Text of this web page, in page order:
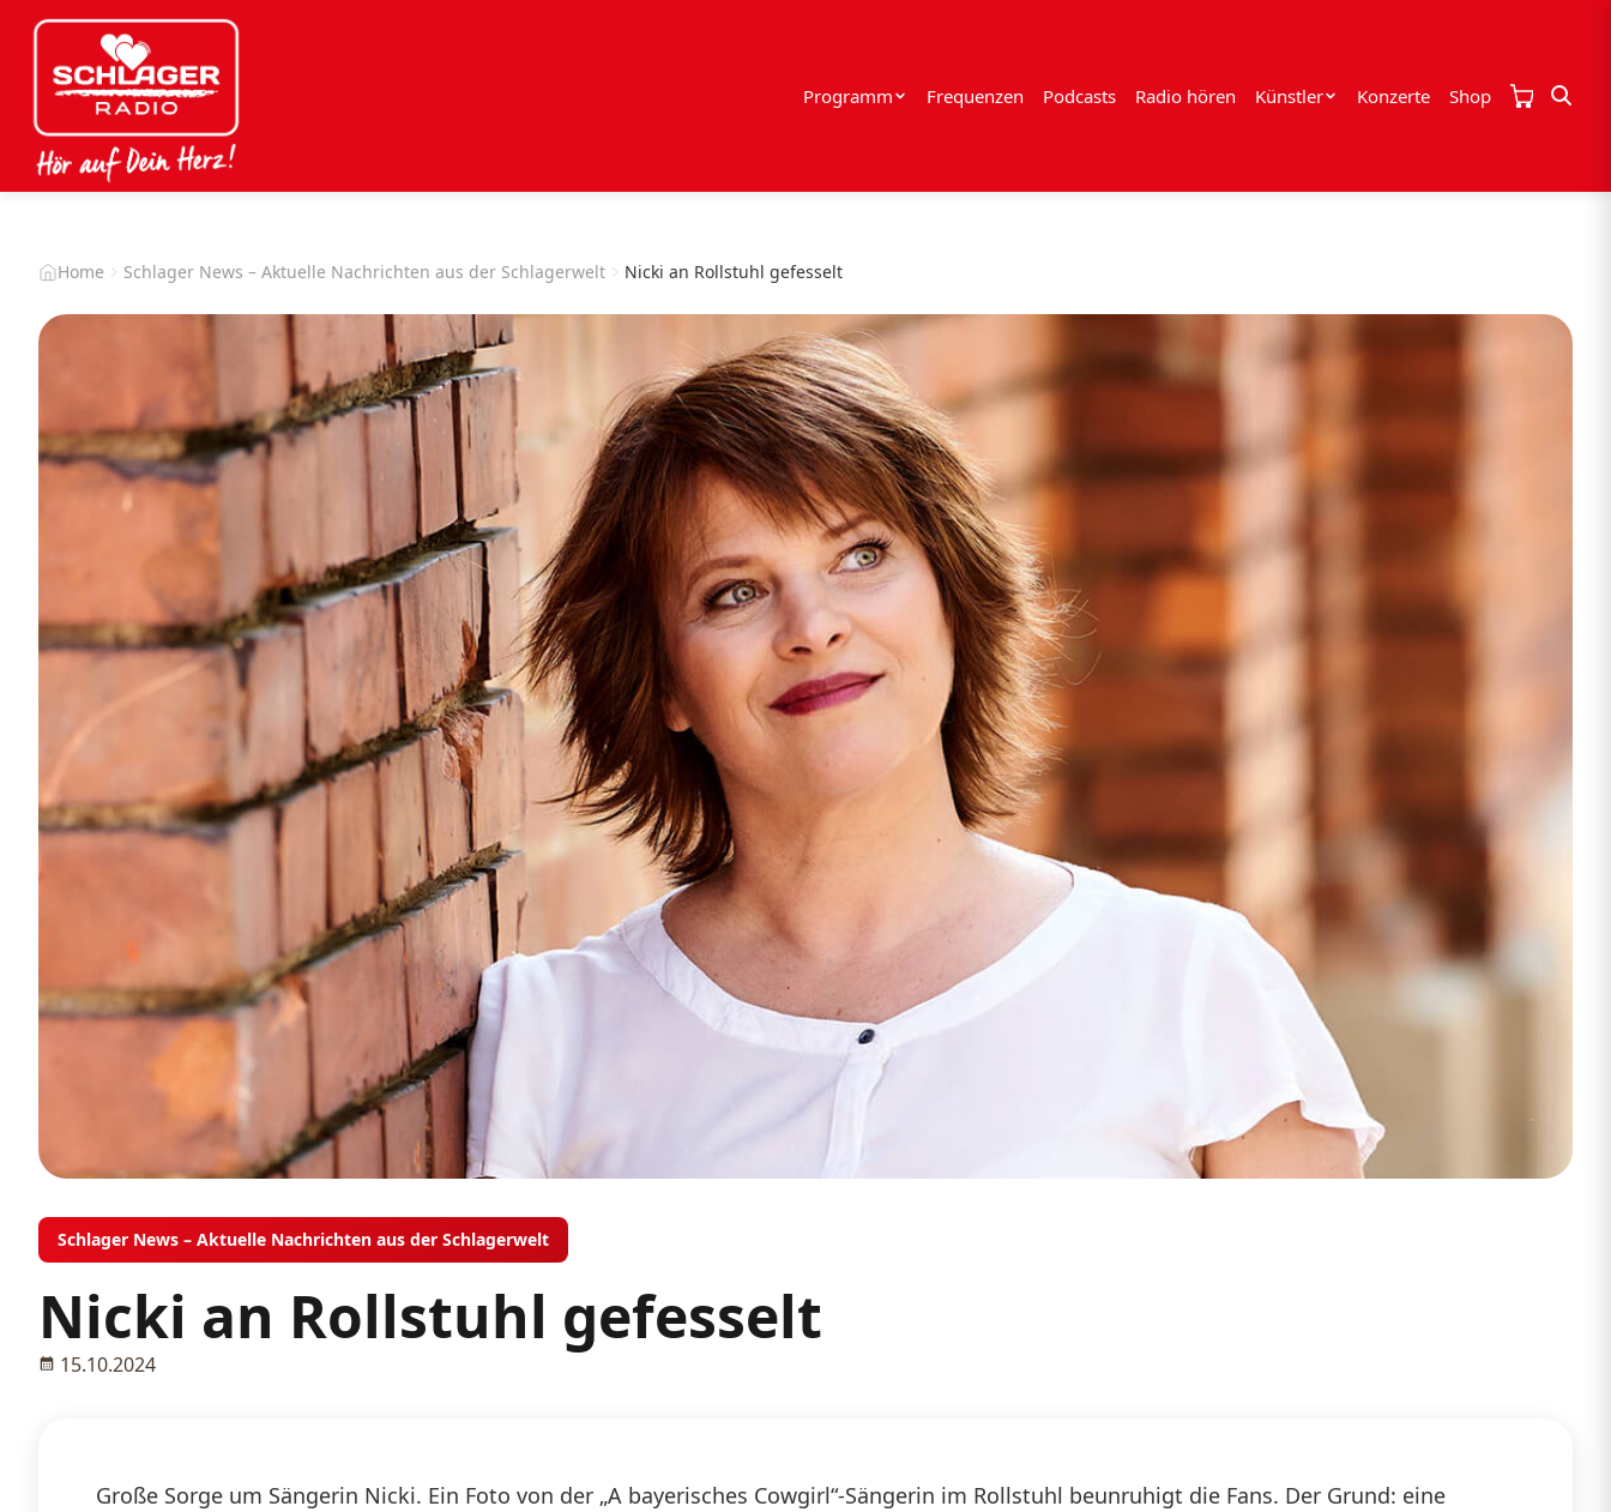
Programm Frequenzen Podcasts Radio hören Künstler Konzerte Shop
Home Schlager News – Aktuelle Nachrichten aus der Schlagerwelt Nicki an Rollstuhl gefesselt
Schlager News – Aktuelle Nachrichten aus der Schlagerwelt
Nicki an Rollstuhl gefesselt
15.10.2024
Große Sorge um Sängerin Nicki. Ein Foto von der „A bayerisches Cowgirl“-Sängerin im Rollstuhl beunruhigt die Fans. Der Grund: eine